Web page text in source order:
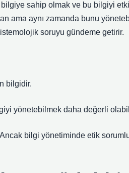
sahip olmak ve bu bilgiyi
ama aynı zamanda bunu
soruyu gündeme getirir.
bilgidir.
yönetebilmek daha değerli
bilgi yönetiminde etik